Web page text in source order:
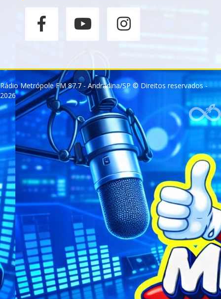
Rádio Metrópole FM 87.7 - Andradina/SP © Direitos reservados -
2026